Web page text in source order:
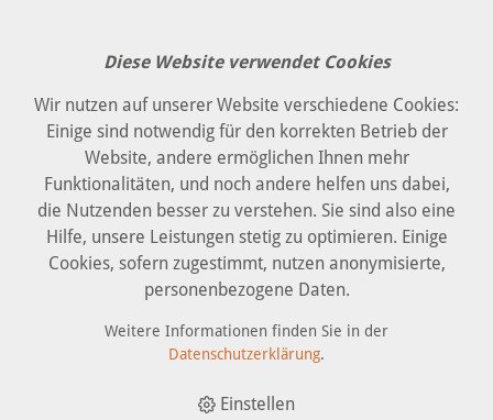
Willkommen im BEWO-
Blog
Jeden Tag passiert viel Spannendes in der Beruflichen
Eingliederung und Werkstätte Oberburg. In unserem Blog
erhalten Sie Einblicke rund um die BEWO.
Diese Website verwendet Cookies
Wir nutzen auf unserer Website verschiedene Cookies:
Einige sind notwendig für den korrekten Betrieb der
Website, andere ermöglichen Ihnen mehr
Funktionalitäten, und noch andere helfen uns dabei,
die Nutzenden besser zu verstehen. Sie sind also eine
Hilfe, unsere Leistungen stetig zu optimieren. Einige
Cookies, sofern zugestimmt, nutzen anonymisierte,
personenbezogene Daten.
Weitere Informationen finden Sie in der
Datenschutzerklärung.
Einstellen